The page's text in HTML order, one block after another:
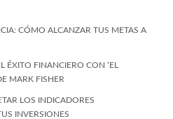
CÓMO ALCANZAR TUS METAS A
ÉXITO FINANCIERO CON ‘EL
MARK FISHER
LOS INDICADORES
INVERSIONES